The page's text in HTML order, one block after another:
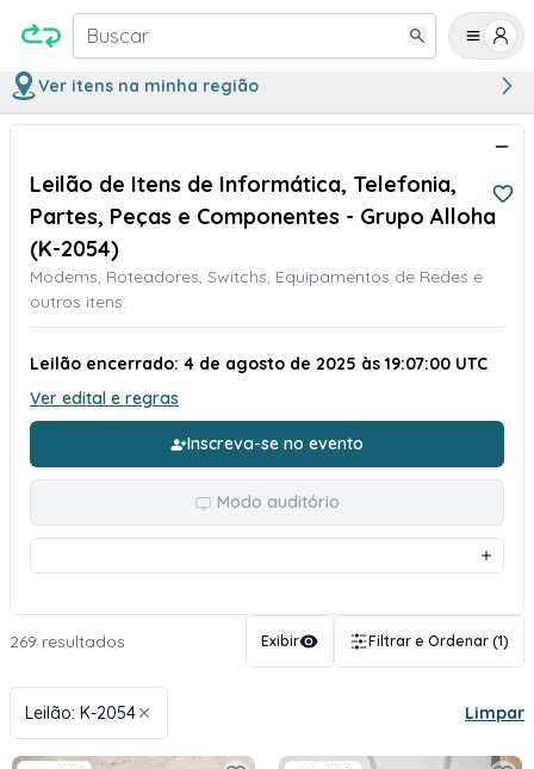
Buscar
Ver itens na minha região
Leilão de Itens de Informática, Telefonia,
Partes, Peças e Componentes - Grupo Alloha
(K-2054)
Modems, Roteadores, Switchs, Equipamentos de Redes e
outros itens.
Leilão encerrado: 4 de agosto de 2025 às 19:07:00 UTC
Ver edital e regras
Inscreva-se no evento
Modo auditório
269 resultados Exibir Filtrar e Ordenar (1)
Leilão: K-2054 Limpar